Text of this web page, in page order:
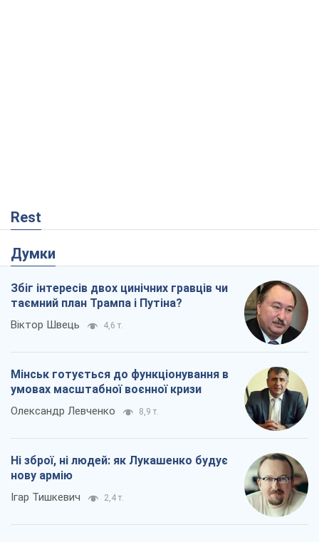
Rest
Думки
Збіг інтересів двох цинічних гравців чи
таємний план Трампа і Путіна?
Віктор Швець 4,6 т.
Мінськ готується до функціонування в
умовах масштабної воєнної кризи
Олександр Левченко 8,9 т.
Ні зброї, ні людей: як Лукашенко будує
нову армію
Ігар Тишкевич 2,4 т.